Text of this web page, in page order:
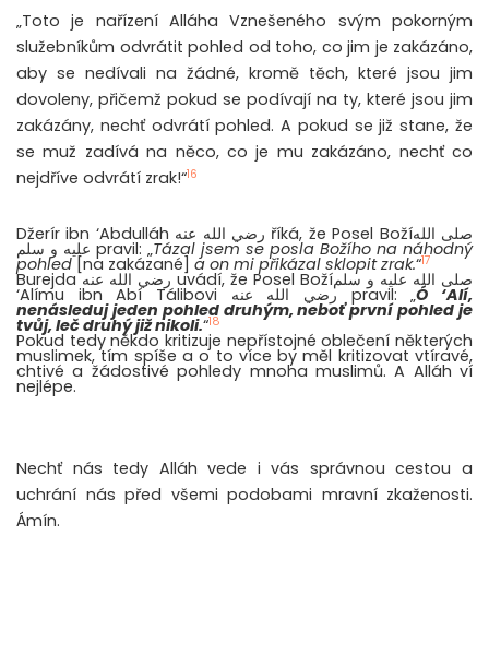
„Toto je nařízení Alláha Vznešeného svým pokorným
služebníkům odvrátit pohled od toho, co jim je zakázáno,
aby se nedívali na žádné, kromě těch, které jsou jim
dovoleny, přičemž pokud se podívají na ty, které jsou jim
zakázány, nechť odvrátí pohled. A pokud se již stane, že
se muž zadívá na něco, co je mu zakázáno, nechť co
nejdříve odvrátí zrak!“16
Džerír ibn ‘Abdulláh رضي الله عنه říká, že Posel Božíصلى الله
عليه و سلم pravil: „Tázal jsem se posla Božího na náhodný
pohled [na zakázané] a on mi přikázal sklopit zrak.“17
Burejda رضي الله عنه uvádí, že Posel Božíصلى الله عليه و سلم
‘Alímu ibn Abí Tálibovi رضي الله عنه pravil: „Ó ‘Alí,
nenásleduj jeden pohled druhým, neboť první pohled je
tvůj, leč druhý již nikoli.“18
Pokud tedy někdo kritizuje nepřístojné oblečení některých
muslimek, tím spíše a o to více by měl kritizovat vtíravé,
chtivé a žádostivé pohledy mnoha muslimů. A Alláh ví
nejlépe.
Nechť nás tedy Alláh vede i vás správnou cestou a
uchrání nás před všemi podobami mravní zkaženosti.
Ámín.